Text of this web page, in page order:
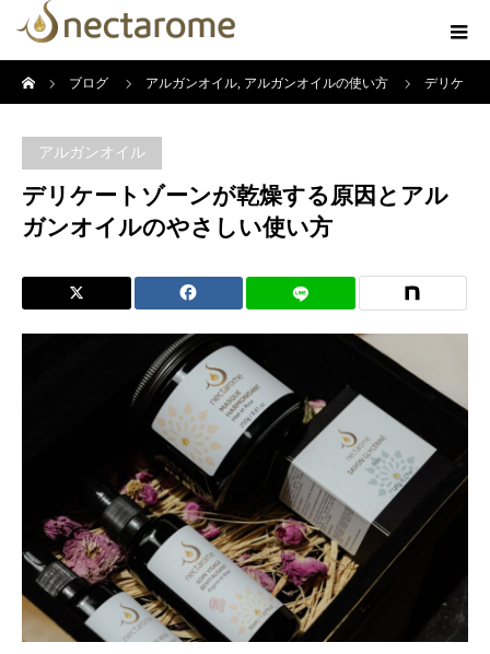
ブログ
アルガンオイル, アルガンオイルの使い方 デリケ
アルガンオイル
デリケートゾーンが乾燥する原因とアル
ガンオイルのやさしい使い方